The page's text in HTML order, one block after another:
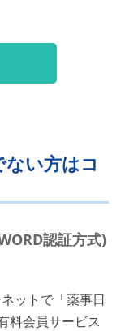
ない方はコ
認証方式)
ットで「薬事日
料会員サービス